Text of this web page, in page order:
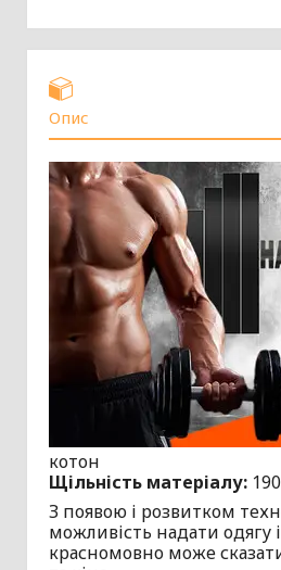
Опис
котон
Щільність матеріалу:
З появою і розвитком
можливість надати одягу
красномовно може